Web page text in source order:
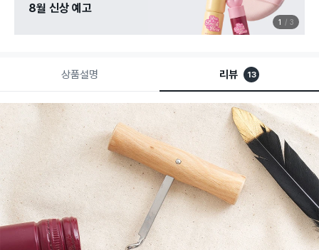
8월 신상 예고
1 3
상품설명 리뷰 13